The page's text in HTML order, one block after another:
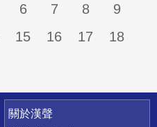
6 7 8
9
15 16 17
18
關於漢聲